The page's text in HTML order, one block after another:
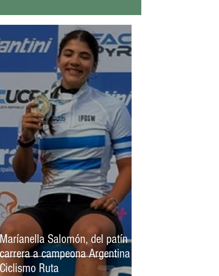
NATACIÓN
CUYANO LIGA FEMENINA
Maríanella Salomón, del patín
carrera a campeona Argentina de
Ciclismo Ruta